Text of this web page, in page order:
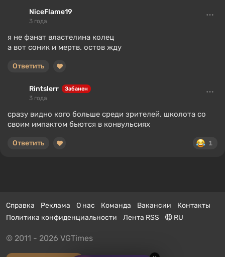
NiceFlame19
3 года
я не фанат властелина колец
а вот соник и мертв. остов жду
Ответить
Rintslerr Забанен
3 года
сразу видно кого больше среди зрителей. школота со
своим импактом бьются в конвульсиях
1
Ответить
Справка Реклама О нас Команда Вакансии
Контакты
Политика конфиденциальности
Лента RSS RU
© 2011 - 2026 VGTimes